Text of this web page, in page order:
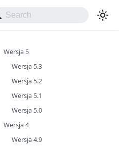
Wersja 5
Wersja 5.3
Wersja 5.2
Wersja 5.1
Wersja 5.0
Wersja 4
Wersja 4.9